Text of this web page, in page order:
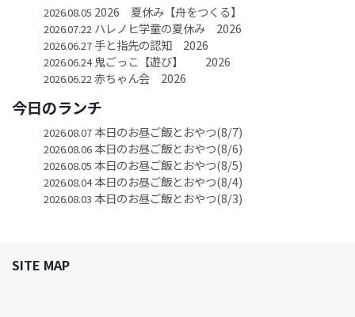
2026.08.05 2026 夏休み【舟をつくる】
2026.07.22ハレノヒ学童の夏休み 2026
2026.06.27手と指先の認知 2026
2026.06.24鬼ごっこ【遊び】 2026
2026.06.22赤ちゃん会 2026
今日のランチ
2026.08.07本日のお昼ご飯とおやつ(8/7)
2026.08.06本日のお昼ご飯とおやつ(8/6)
2026.08.05 本日のお昼ご飯とおやつ(8/5)
2026.08.04本日のお昼ご飯とおやつ(8/4)
2026.08.03 本日のお昼ご飯とおやつ(8/3)
SITE MAP